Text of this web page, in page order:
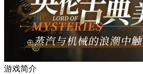
游戏简介